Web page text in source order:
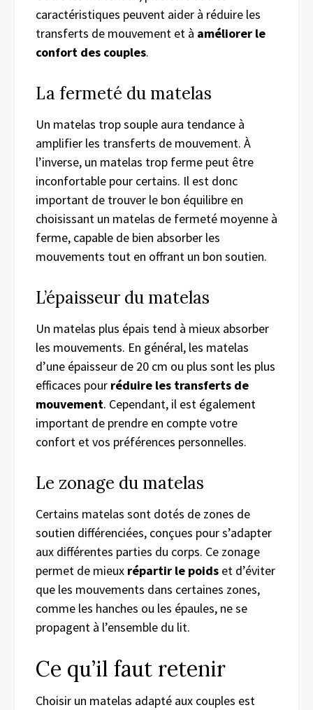
caractéristiques peuvent aider à réduire les
transferts de mouvement et à améliorer le
confort des couples.
La fermeté du matelas
Un matelas trop souple aura tendance à
amplifier les transferts de mouvement. À
l’inverse, un matelas trop ferme peut être
inconfortable pour certains. Il est donc
important de trouver le bon équilibre en
choisissant un matelas de fermeté moyenne à
ferme, capable de bien absorber les
mouvements tout en offrant un bon soutien.
L’épaisseur du matelas
Un matelas plus épais tend à mieux absorber
les mouvements. En général, les matelas
d’une épaisseur de 20 cm ou plus sont les plus
efficaces pour réduire les transferts de
mouvement. Cependant, il est également
important de prendre en compte votre
confort et vos préférences personnelles.
Le zonage du matelas
Certains matelas sont dotés de zones de
soutien différenciées, conçues pour s’adapter
aux différentes parties du corps. Ce zonage
permet de mieux répartir le poids et d’éviter
que les mouvements dans certaines zones,
comme les hanches ou les épaules, ne se
propagent à l’ensemble du lit.
Ce qu’il faut retenir
Choisir un matelas adapté aux couples est